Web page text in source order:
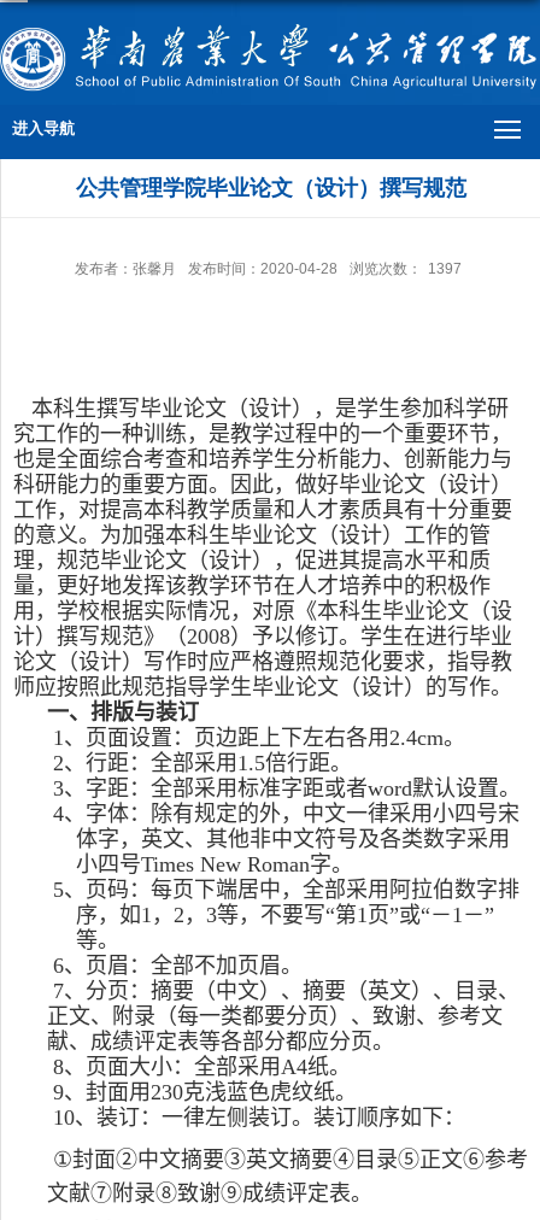
进入导航
公共管理学院毕业论文（设计）撰写规范
发布者：张馨月 发布时间：2020-04-28 浏览次数： 1397
本科生撰写毕业论文（设计），是学生参加科学研
究工作的一种训练，是教学过程中的一个重要环节，
也是全面综合考查和培养学生分析能力、创新能力与
科研能力的重要方面。因此，做好毕业论文（设计）
工作，对提高本科教学质量和人才素质具有十分重要
的意义。为加强本科生毕业论文（设计）工作的管
理，规范毕业论文（设计），促进其提高水平和质
量，更好地发挥该教学环节在人才培养中的积极作
用，学校根据实际情况，对原《本科生毕业论文（设
计）撰写规范》（2008）予以修订。学生在进行毕业
论文（设计）写作时应严格遵照规范化要求，指导教
师应按照此规范指导学生毕业论文（设计）的写作。
一、排版与装订
1、页面设置：页边距上下左右各用2.4cm。
2、行距：全部采用 1.5倍行距。
3、字距：全部采用标准字距或者word默认设置。
4、字体：除有规定的外，中文一律采用小四号宋
体字，英文、其他非中文符号及各类数字采用
小四号Times New Roman字。
5、页码：每页下端居中，全部采用阿拉伯数字排
序，如1 ， 2 ， 3等，不要写“第1 页”或“－1－”
等。
6、页眉：全部不加页眉。
7、分页：摘要（中文）、摘要（英文）、目录、
正文、附录（每一类都要分页）、致谢、参考文
献、成绩评定表等各部分都应分页。
8、页面大小：全部采用A4纸。
9、封面用230克浅蓝色虎纹纸。
10、装订：一律左侧装订。装订顺序如下：
①封面②中文摘要③英文摘要④目录⑤正文⑥参考
文献⑦附录⑧致谢⑨成绩评定表。